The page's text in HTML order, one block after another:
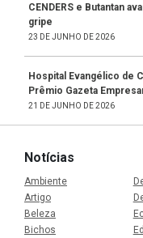
CENDERS e Butantan
gripe
23 DE JUNHO DE 2026
Hospital Evangélico de
Prêmio Gazeta
21 DE JUNHO DE 2026
Notícias
Ambiente
Artigo
Beleza
Bichos